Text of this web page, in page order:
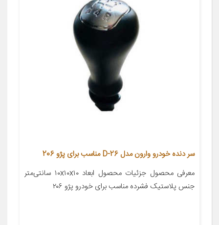
سر دنده خودرو وارون مدل D-26 مناسب برای پژو 206
معرفی محصول جزئیات محصول ابعاد ۱۰x۱۰x۱۰ سانتی‌متر
جنس پلاستیک فشرده مناسب برای خودرو پژو ۲۰۶